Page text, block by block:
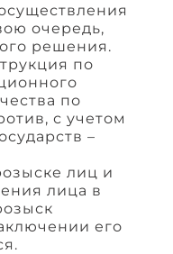
очередь,
решения.
по
по
с учетом
–
лиц и
лица в
его